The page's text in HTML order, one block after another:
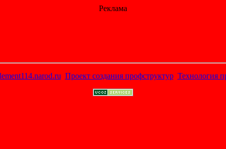
Реклама
Проект создания профструктур Технология